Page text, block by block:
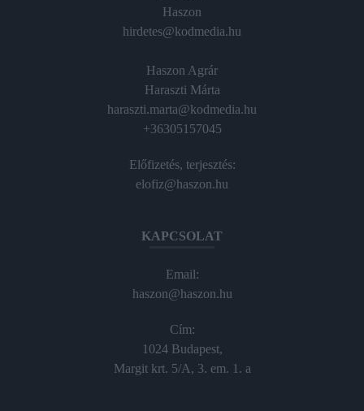
Haszon
hirdetes@kodmedia.hu
Haszon Agrár
Haraszti Márta
haraszti.marta@kodmedia.hu
+36305157045
Előfizetés, terjesztés:
elofiz@haszon.hu
KAPCSOLAT
Email:
haszon@haszon.hu
Cím:
1024 Budapest,
Margit krt. 5/A, 3. em. 1. a